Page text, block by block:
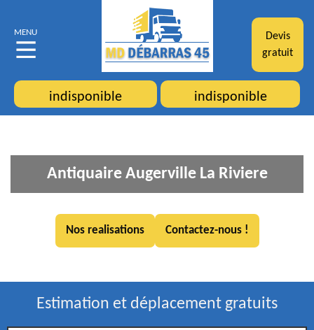
MENU
Devis
gratuit
indisponible indisponible
Antiquaire Augerville La Riviere
Nos realisations Contactez-nous !
Estimation et déplacement gratuits